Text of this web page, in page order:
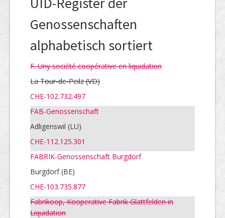
Genossenschaften
alphabetisch sortiert
F. Uny société coopérative en liquidation
La Tour-de-Peilz(VD)
CHE-102.732.497
FAB-Genossenschaft
Adligenswil (LU)
CHE-112.125.301
FABRIK-Genossenschaft Burgdorf
Burgdorf (BE)
CHE-103.735.877
Fabrikoop, Kooperative Fabrik Glattfelden in
Liquidation